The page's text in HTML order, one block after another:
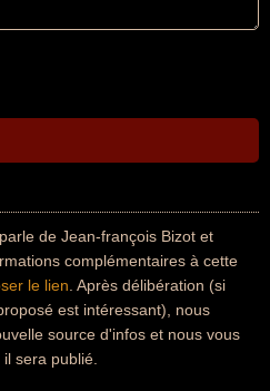
de Jean-françois Bizot et
complémentaires à cette
le lien . Après délibération (si
est intéressant), nous
source d'infos et nous vous
sera publié.